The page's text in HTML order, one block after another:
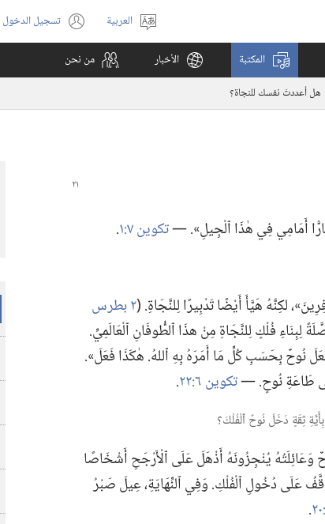
اختر
اللغة
العربية تسجيل الدخول
(يفتح
نافذة
المكتبة الأخبار من نحن
هل أعددتَ نفسك للنجاة؟‏
أَمَامِي فِي هٰذَا ٱلْجِيلِ».‏ —‏تكوين ٧:‏١ ‏.‏
لكِنَّهُ هَيَّأَ أَيْضًا تَدْبِيرًا لِلنَّجَاةِ.‏ (‏ ٢ بطرس
لِبِنَاءِ فُلْكٍ لِلنَّجَاةِ مِنْ هذَا ٱلطُّوفَانِ ٱلْعَالَمِيِّ.‏
نُوحٌ بِحَسَبِ كُلِّ مَا أَمَرَهُ بِهِ ٱللهُ.‏ هٰكَذَا فَعَلَ».‏
طَاعَةِ نُوحٍ.‏ —‏تكوين ٦:‏٢٢ ‏.‏
وَعَائِلَتُهُ يُنْجِزُونَهُ أَذْهَلَ عَلَى ٱلْأَرْجَحِ أَشْخَاصًا
عَلَى دُخُولِ ٱلْفُلْكِ.‏ وَفِي ٱلنِّهَايَةِ،‏ عِيلَ صَبْرُ
‏.‏